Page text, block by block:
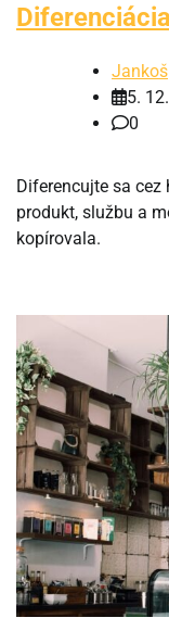
Jankoš
5.
0
Diferencujte sa
produkt, službu a
kopírovala.